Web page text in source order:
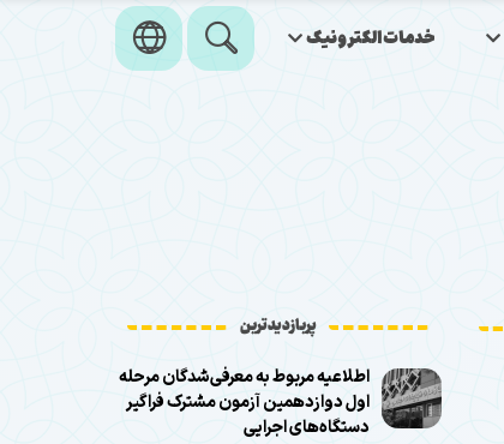
خدمات‌الکترونیک
پربازدیدترین
اطلاعیه مربوط به معرفی‌شدگان مرحله
اول دوازدهمین آزمون مشترک فراگیر
دستگاه‌های اجرایی